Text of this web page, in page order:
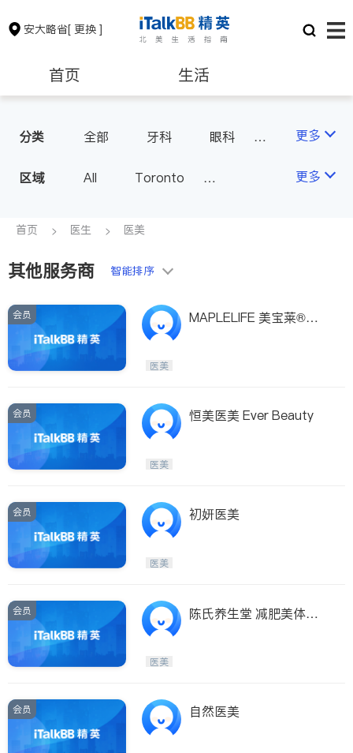
安大略省[ 更换 ]
首页 生活
保险理财 房地产租售
银行贷款
建筑装修
分类 全部 牙科
眼科
耳鼻喉科
医生-其它
家庭医生
更多
区域 All
Toronto
Scarborough
North York
Brampton
Kitchener
Newmarket
Stouffville
Maple
Waterloo
Guelph
Oshawa
Niagara Falls
Pickering
Concord
Port Perry
更多
首页 医生 医美
其他服务商 智能排序
会员
MAPLELIFE 美宝莱®－
医美
会员 恒美医美 Ever Beauty
医美
会员 初妍医美
医美
会员
陈氏养生堂 减肥美体专
医美
会员 自然医美